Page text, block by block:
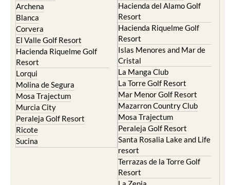
Archena
Blanca
Corvera
El Valle Golf Resort
Hacienda Riquelme Golf
Resort
Lorqui
Molina de Segura
Mosa Trajectum
Murcia City
Peraleja Golf Resort
Ricote
Sucina
Hacienda del Alamo Golf
Resort
Hacienda Riquelme Golf
Resort
Islas Menores and Mar de
Cristal
La Manga Club
La Torre Golf Resort
Mar Menor Golf Resort
Mazarron Country Club
Mosa Trajectum
Peraleja Golf Resort
Santa Rosalia Lake and Life
resort
Terrazas de la Torre Golf
Resort